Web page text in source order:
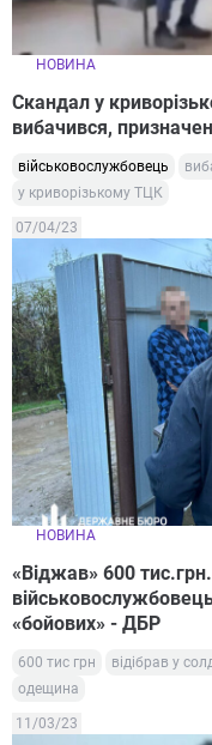
НОВИНА
Скандал у
вибачився,
військовослужбовець
у криворізькому ТЦК
07/04/23
НОВИНА
«Віджав» 600
«бойових» - ДБР
600 тис грн відібрав у
одещина
11/03/23